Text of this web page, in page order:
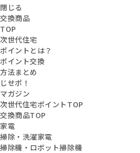
閉じる
交換商品
TOP
次世代住宅
ポイントとは？
ポイント交換
方法まとめ
じせポ！
マガジン
次世代住宅ポイントTOP
交換商品TOP
家電
掃除・洗濯家電
掃除機・ロボット掃除機